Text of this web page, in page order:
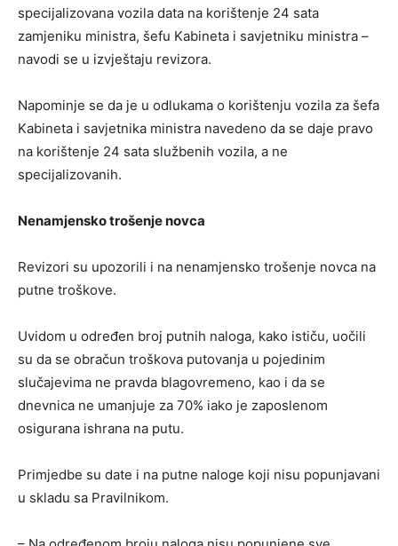
specijalizovana vozila data na korištenje 24 sata
zamjeniku ministra, šefu Kabineta i savjetniku ministra –
navodi se u izvještaju revizora.
Napominje se da je u odlukama o korištenju vozila za šefa
Kabineta i savjetnika ministra navedeno da se daje pravo
na korištenje 24 sata službenih vozila, a ne
specijalizovanih.
Nenamjensko trošenje novca
Revizori su upozorili i na nenamjensko trošenje novca na
putne troškove.
Uvidom u određen broj putnih naloga, kako ističu, uočili
su da se obračun troškova putovanja u pojedinim
slučajevima ne pravda blagovremeno, kao i da se
dnevnica ne umanjuje za 70% iako je zaposlenom
osigurana ishrana na putu.
Primjedbe su date i na putne naloge koji nisu popunjavani
u skladu sa Pravilnikom.